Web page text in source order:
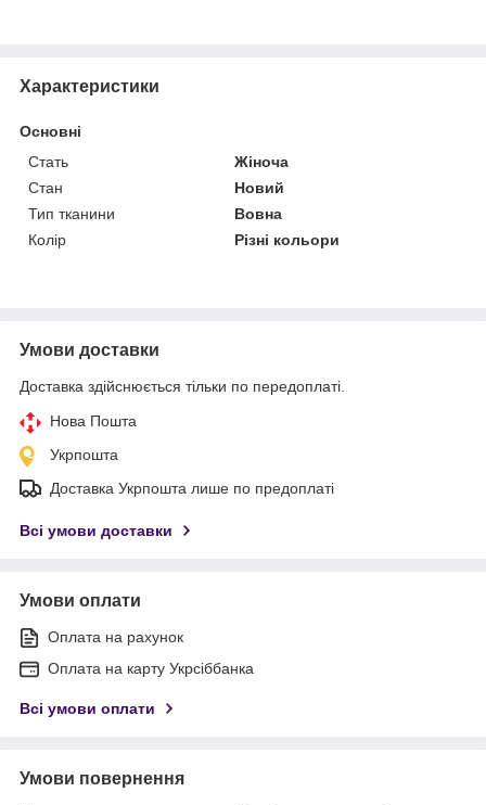
Характеристики
Основні
Стать
Жіноча
Стан
Новий
Тип тканини
Вовна
Колір
Різні кольори
Умови доставки
Доставка здійснюється тільки по передоплаті.
Нова Пошта
Укрпошта
Доставка Укрпошта лише по предоплаті
Всі умови доставки
Умови оплати
Оплата на рахунок
Оплата на карту Укрсіббанка
Всі умови оплати
Умови повернення